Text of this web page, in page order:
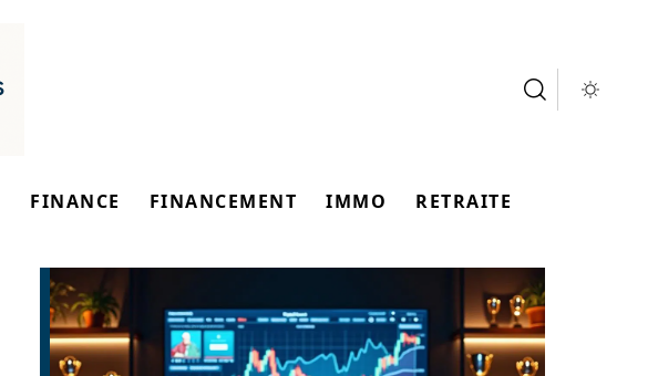
FINANCE FINANCEMENT IMMO RETRAITE